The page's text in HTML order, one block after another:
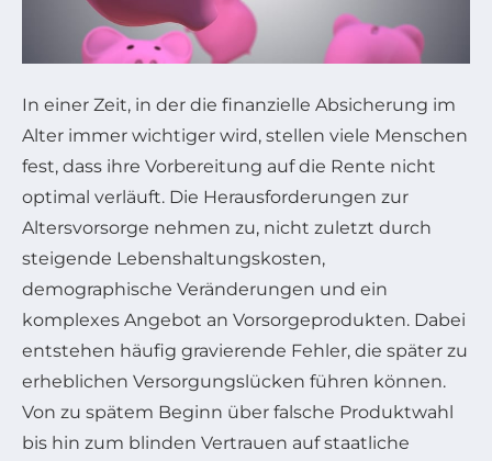
In einer Zeit, in der die finanzielle Absicherung im
Alter immer wichtiger wird, stellen viele Menschen
fest, dass ihre Vorbereitung auf die Rente nicht
optimal verläuft. Die Herausforderungen zur
Altersvorsorge nehmen zu, nicht zuletzt durch
steigende Lebenshaltungskosten,
demographische Veränderungen und ein
komplexes Angebot an Vorsorgeprodukten. Dabei
entstehen häufig gravierende Fehler, die später zu
erheblichen Versorgungslücken führen können.
Von zu spätem Beginn über falsche Produktwahl
bis hin zum blinden Vertrauen auf staatliche